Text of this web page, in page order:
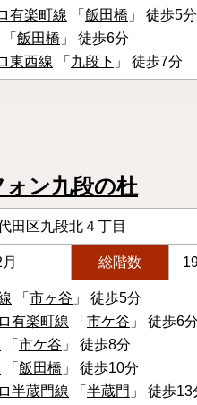
有楽町線 「 飯田橋 」 徒歩5分
「 飯田橋 」 徒歩6分
東西線 「 九段下 」 徒歩7分
ン九段の杜
田区九段北４丁目
総階数
「 市ヶ谷 」 徒歩5分
有楽町線 「 市ケ谷 」 徒歩6分
「 市ケ谷 」 徒歩8分
「 飯田橋 」 徒歩10分
半蔵門線 「 半蔵門 」 徒歩13